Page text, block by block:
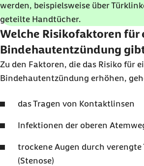
werden, beispielsweise über
geteilte Handtücher.
Welche Risikofaktoren für
Bindehautentzündung
Zu den Faktoren, die das Risiko für
Bindehautentzündung erhöhen,
das Tragen von Kontaktlinsen
Infektionen der oberen
trockene Augen durch verengte
(Stenose)